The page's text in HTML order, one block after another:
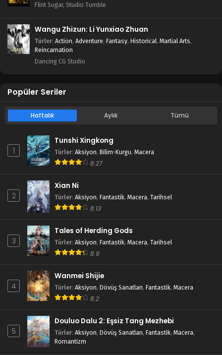
Flint Sugar, Studio Tumble
Wangu Zhizun: Li Yunxiao Zhuan
Türler: Action, Adventure, Fantasy, Historical, Martial Arts,
Reincarnation
Dancing CG Studio
Popüler Seriler
Haftalık Aylık Tümü
1
Tunshi Xingkong
Türler: Aksiyon, Bilim-Kurgu, Macera
8.27
2
Xian Ni
Türler: Aksiyon, Fantastik, Macera, Tarihsel
8.13
3
Tales of Herding Gods
Türler: Aksiyon, Fantastik, Macera, Tarihsel
8.9
4
Wanmei Shijie
Türler: Aksiyon, Dövüş Sanatları, Fantastik, Macera
8.2
5
Douluo Dalu 2: Eşsiz Tang Mezhebi
Türler: Aksiyon, Dövüş Sanatları, Fantastik, Macera,
Romantizm